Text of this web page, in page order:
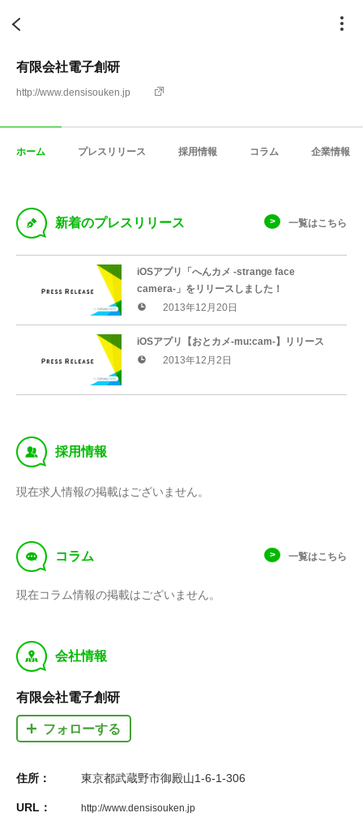
有限会社電子創研
http://www.densisouken.jp
ホーム プレスリリース 採用情報 コラム 企業情報
D 新着のプレスリリース 一覧はこちら
iOSアプリ「へんカメ -strange face
camera-」をリリースしました！
2013年12月20日
iOSアプリ【おとカメ-mu:cam-】リリース
2013年12月2日
‰ 採用情報
現在求人情報の掲載はございません。
f コラム 一覧はこちら
現在コラム情報の掲載はございません。
y 会社情報
有限会社電子創研
フォローする
住所： 東京都武蔵野市御殿山1-6-1-306
URL： http://www.densisouken.jp